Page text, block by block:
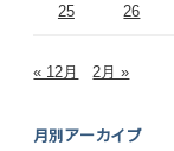
25 26
« 12月 2月 »
月別アーカイブ